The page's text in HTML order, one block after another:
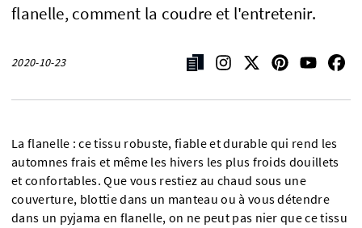
flanelle, comment la coudre et l'entretenir.
2020-10-23
La flanelle : ce tissu robuste, fiable et durable qui rend les
automnes frais et même les hivers les plus froids douillets
et confortables. Que vous restiez au chaud sous une
couverture, blottie dans un manteau ou à vous détendre
dans un pyjama en flanelle, on ne peut pas nier que ce tissu